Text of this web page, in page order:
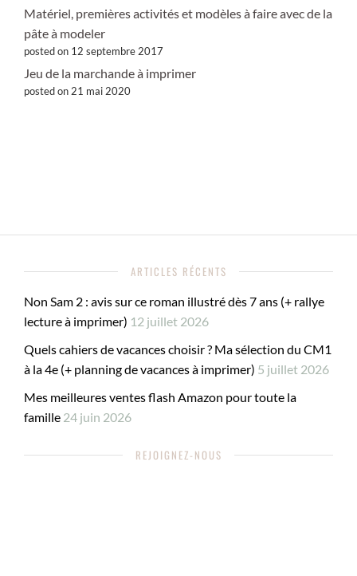
Matériel, premières activités et modèles à faire avec de la
pâte à modeler
posted on 12 septembre 2017
Jeu de la marchande à imprimer
posted on 21 mai 2020
ARTICLES RÉCENTS
Non Sam 2 : avis sur ce roman illustré dès 7 ans (+ rallye
lecture à imprimer) 12 juillet 2026
Quels cahiers de vacances choisir ? Ma sélection du CM1
à la 4e (+ planning de vacances à imprimer) 5 juillet 2026
Mes meilleures ventes flash Amazon pour toute la
famille 24 juin 2026
REJOIGNEZ-NOUS